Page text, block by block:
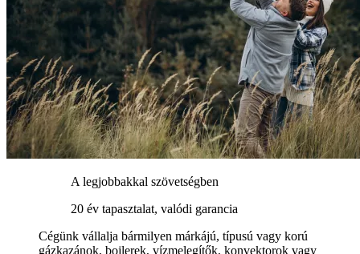
A legjobbakkal szövetségben
20 év tapasztalat, valódi garancia
Cégünk vállalja bármilyen márkájú, típusú vagy korú
gázkazánok, bojlerek, vízmelegítők, konvektorok vagy